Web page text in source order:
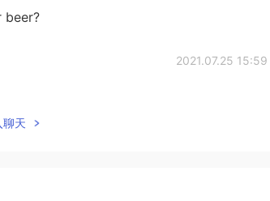
beer?
2021.07.25 15:59
聊天